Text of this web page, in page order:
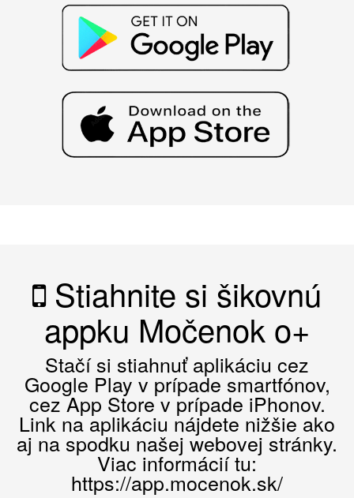
Stiahnite si šikovnú
appku Močenok o+
Stačí si stiahnuť aplikáciu cez
Google Play v prípade smartfónov,
cez App Store v prípade iPhonov.
Link na aplikáciu nájdete nižšie ako
aj na spodku našej webovej stránky.
Viac informácií tu:
https://app.mocenok.sk/